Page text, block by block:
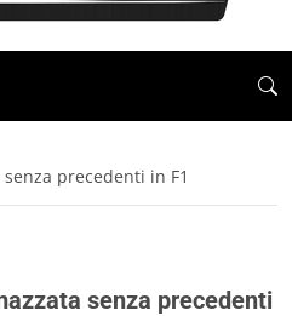
precedenti in F1
senza precedenti